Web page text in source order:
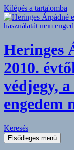
Kilépés a tartalomba
Heringes
2010.
védjegy,
engedem
Keresés
Elsődleges menü